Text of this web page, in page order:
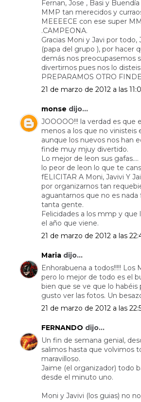
Fernan, Jose , Basi y
MMP tan merecidos y
MEEEECE con ese super
.CAMPEONA.
Gracias Moni y Javi por todo,
(papa del grupo ), por hacer
demás nos preocupasemos
divertirnos pues nos lo
PREPARAMOS OTRO
21 de marzo de 2012 a las
monse dijo...
JOOOOO!!! la verdad es que
menos a los que no vinisteis
aunque los nuevos nos han
finde muy mjuy divertido.
Lo mejor de leon sus gafas....
lo peor de leon lo que te
fELICITAR A Moni, Javivi Y
por organizarnos tan
aguantarnos que no es nada
tanta gente.
Felicidades a los mmp y que
el año que viene.
21 de marzo de 2012 a las
Maria dijo...
Enhorabuena a todos!!!!! Los
pero lo mejor de todo es el
bien que se ve que lo habéis
gusto ver las fotos. Un
21 de marzo de 2012 a las
FERNANDO dijo...
Un fin de semana genial,
salimos hasta que volvimos
maravilloso.
Jaime (el organizador) todo
desde el minuto uno.
Moni y Javivi (los guias) no